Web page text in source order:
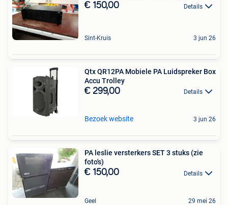
€ 150,00 Details
Sint-Kruis 3 jun 26
Qtx QR12PA Mobiele PA Luidspreker Box
Accu Trolley
€ 299,00 Details
Bezoek website 3 jun 26
PA leslie versterkers SET 3 stuks (zie
foto's)
€ 150,00 Details
Geel 29 mei 26